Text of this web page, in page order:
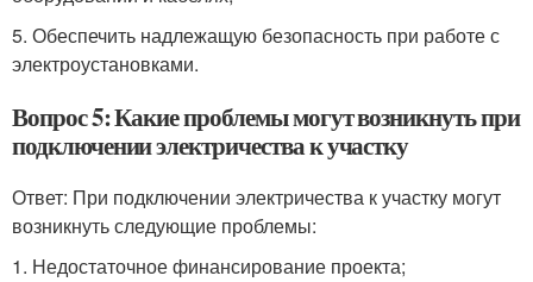
5. Обеспечить надлежащую безопасность при работе с
электроустановками.
Вопрос 5: Какие проблемы могут возникнуть при
подключении электричества к участку
Ответ: При подключении электричества к участку могут
возникнуть следующие проблемы:
1. Недостаточное финансирование проекта;